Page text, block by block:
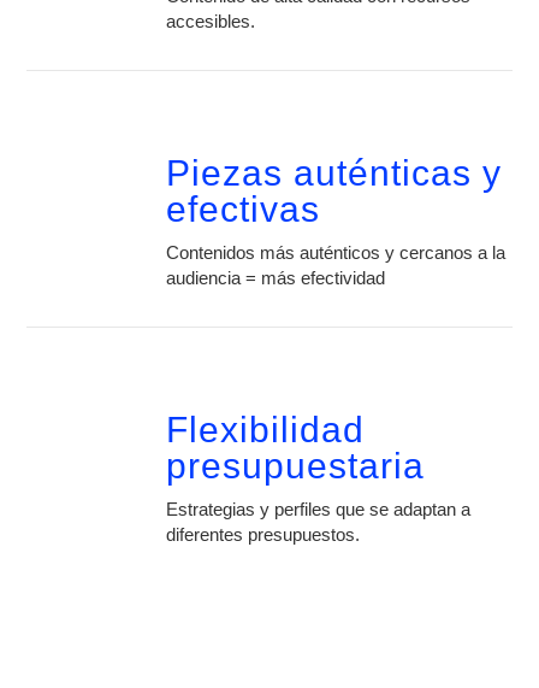
accesibles.
Piezas auténticas y
efectivas
Contenidos más auténticos y cercanos a la
audiencia = más efectividad
Flexibilidad
presupuestaria
Estrategias y perfiles que se adaptan a
diferentes presupuestos.